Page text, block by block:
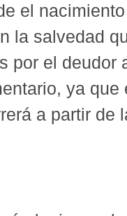
el
la salvedad
por el deudor
ya
a partir de